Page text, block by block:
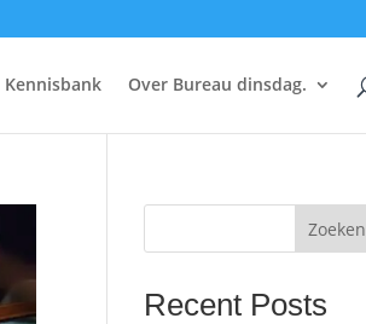
Kennisbank Over Bureau dinsdag.
Zoeken
Recent Posts